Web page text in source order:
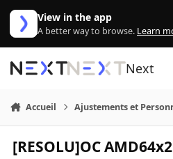
Aller au contenu
View in the app
A better way to browse. Learn
Next
Accueil Ajustements et
[RESOLU]OC